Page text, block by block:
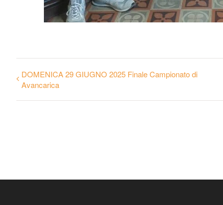
DOMENICA 29 GIUGNO 2025 Finale Campionato di
Avancarica